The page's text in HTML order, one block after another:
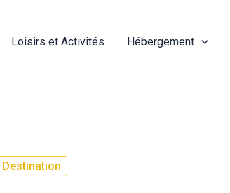
Loisirs et Activités Hébergement
Destination